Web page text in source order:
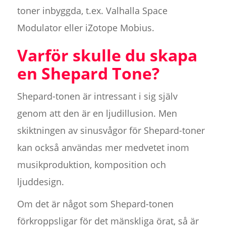
toner inbyggda, t.ex. Valhalla Space
Modulator eller iZotope Mobius.
Varför skulle du skapa
en Shepard Tone?
Shepard-tonen är intressant i sig själv
genom att den är en ljudillusion. Men
skiktningen av sinusvågor för Shepard-toner
kan också användas mer medvetet inom
musikproduktion, komposition och
ljuddesign.
Om det är något som Shepard-tonen
förkroppsligar för det mänskliga örat, så är